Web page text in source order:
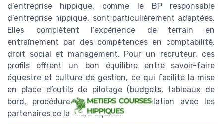
d’entreprise hippique, comme le BP responsable
d’entreprise hippique, sont particulièrement adaptées.
Elles complètent l’expérience de terrain en
entraînement par des compétences en comptabilité,
droit social et management. Pour un recruteur, ces
profils offrent un bon équilibre entre savoir-faire
équestre et culture de gestion, ce qui facilite la mise
en place d’outils de pilotage (budgets, tableaux de
bord, procédures internes) et la relation avec les
partenaires de la filière équine.